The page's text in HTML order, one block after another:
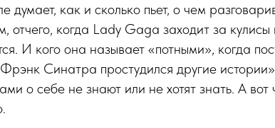
думает, как и сколько пьет, о чем
отчего, когда Lady Gaga заходит за
И кого она называет «потными», когда
Синатра простудился другие
о себе не знают или не хотят знать. А